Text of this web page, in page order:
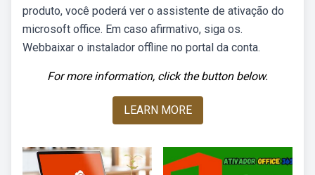
produto, você poderá ver o assistente de ativação do
microsoft office. Em caso afirmativo, siga os.
Webbaixar o instalador offline no portal da conta.
For more information, click the button below.
LEARN MORE